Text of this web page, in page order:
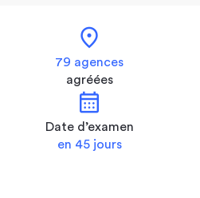
location_on
79 agences
agréées
calendar_month
Date d’examen
en 45 jours